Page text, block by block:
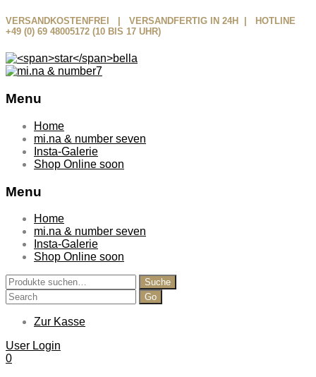
VERSANDKOSTENFREI | VERSANDFERTIG IN 24H | HOTLINE
+49 (0) 69 48005172 (10 BIS 17 UHR)
Menu
Skip
content
Home
mi.na & number seven
Insta-Galerie
Shop Online soon
Menu
Home
mi.na & number seven
Insta-Galerie
Shop Online soon
Suche
nach:
Suche
Search
for:
Zur Kasse
User Login
0